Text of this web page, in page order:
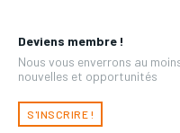
Deviens membre !
Nous vous enverrons au
nouvelles et opportunités
S'INSCRIRE !